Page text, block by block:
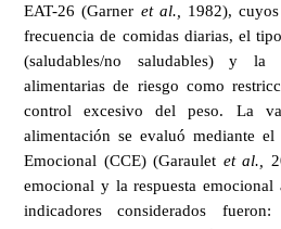
EAT-26 (Garner et al.,
1982),
frecuencia de comidas diarias, el
(saludables/no saludables) y la
alimentarias de riesgo como
control excesivo del peso. La
alimentación se evaluó mediante
Emocional (CCE) (Garaulet et al.,
emocional y la respuesta
indicadores considerados